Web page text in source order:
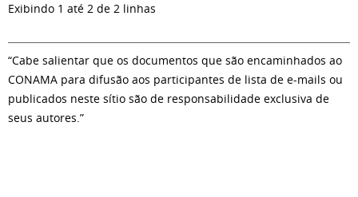
Exibindo 1 até 2 de 2 linhas
“Cabe salientar que os documentos que são encaminhados ao
CONAMA para difusão aos participantes de lista de e-mails ou
publicados neste sítio são de responsabilidade exclusiva de
seus autores.”